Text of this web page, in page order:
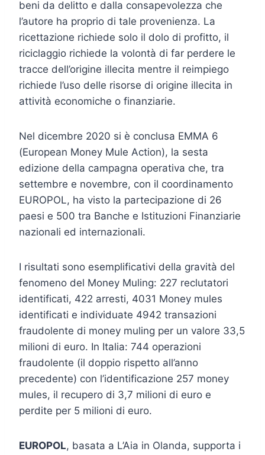
beni da delitto e dalla consapevolezza che
l’autore ha proprio di tale provenienza. La
ricettazione richiede solo il dolo di profitto, il
riciclaggio richiede la volontà di far perdere le
tracce dell’origine illecita mentre il reimpiego
richiede l’uso delle risorse di origine illecita in
attività economiche o finanziarie.
Nel dicembre 2020 si è conclusa EMMA 6
(European Money Mule Action), la sesta
edizione della campagna operativa che, tra
settembre e novembre, con il coordinamento
EUROPOL, ha visto la partecipazione di 26
paesi e 500 tra Banche e Istituzioni Finanziarie
nazionali ed internazionali.
I risultati sono esemplificativi della gravità del
fenomeno del Money Muling: 227 reclutatori
identificati, 422 arresti, 4031 Money mules
identificati e individuate 4942 transazioni
fraudolente di money muling per un valore 33,5
milioni di euro. In Italia: 744 operazioni
fraudolente (il doppio rispetto all’anno
precedente) con l’identificazione 257 money
mules, il recupero di 3,7 milioni di euro e
perdite per 5 milioni di euro.
EUROPOL, basata a L’Aia in Olanda, supporta i